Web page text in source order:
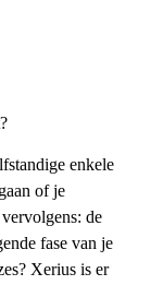
enkele
of je
de
fase van je
Xerius is er